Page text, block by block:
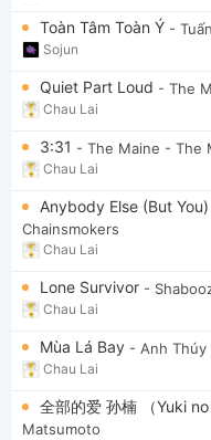
Toàn Tâm Toàn Ý -
Sojun
Quiet Part Loud - The
Chau Lai
3:31 - The Maine - The
Chau Lai
Anybody Else (But You)
Chainsmokers
Chau Lai
Lone Survivor -
Chau Lai
Mùa Lá Bay - Anh Thúy
Chau Lai
全部的爱 孙楠 （Yuki
Matsumoto